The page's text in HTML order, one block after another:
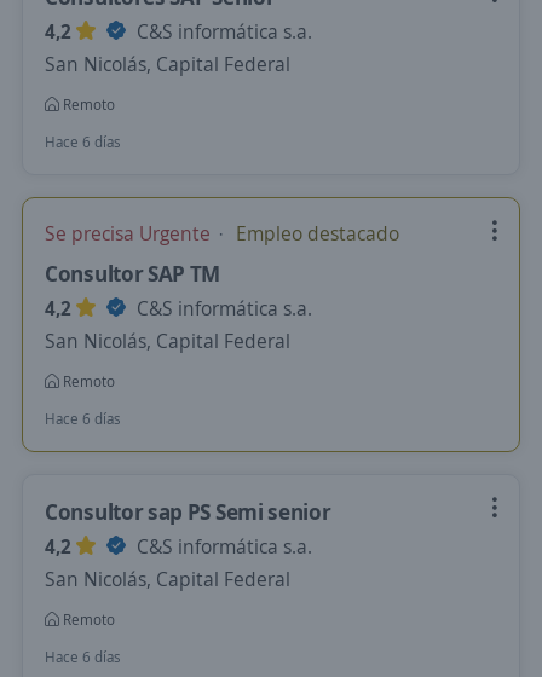
4,2
C&S informática s.a.
San Nicolás, Capital Federal
Remoto
Hace 6 días
Se precisa Urgente Empleo destacado
Consultor SAP TM
4,2
C&S informática s.a.
San Nicolás, Capital Federal
Remoto
Hace 6 días
Consultor sap PS Semi senior
4,2
C&S informática s.a.
San Nicolás, Capital Federal
Remoto
Hace 6 días